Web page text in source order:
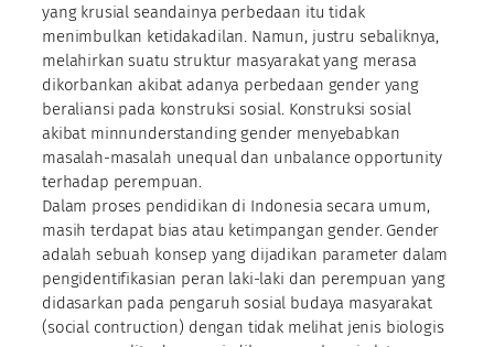
yang krusial seandainya perbedaan itu tidak
menimbulkan ketidakadilan. Namun, justru sebaliknya,
melahirkan suatu struktur masyarakat yang merasa
dikorbankan akibat adanya perbedaan gender yang
beraliansi pada konstruksi sosial. Konstruksi sosial
akibat minnunderstanding gender menyebabkan
masalah-masalah unequal dan unbalance opportunity
terhadap perempuan.
Dalam proses pendidikan di Indonesia secara umum,
masih terdapat bias atau ketimpangan gender. Gender
adalah sebuah konsep yang dijadikan parameter dalam
pengidentifikasian peran laki-laki dan perempuan yang
didasarkan pada pengaruh sosial budaya masyarakat
(social contruction) dengan tidak melihat jenis biologis